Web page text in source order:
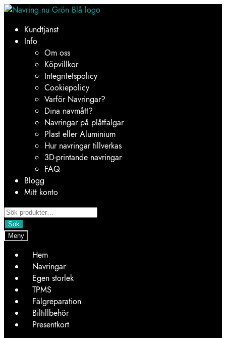
Hoppa
navigering
Hoppa
innehållKundtjänst
Info
Om oss
Köpvillkor
Integritetspolicy
Cookiepolicy
Varför Navringar?
Dina navmått?
Navringar på plåtfälgar
Plast eller Aluminium
Hur navringar tillverkas
3D-printande navringar
FAQ
Blogg
Mitt konto
Products
search
Sök
Meny
Hem
Navringar
Egen storlek
TPMS
Fälgreparation
Biltillbehör
Presentkort